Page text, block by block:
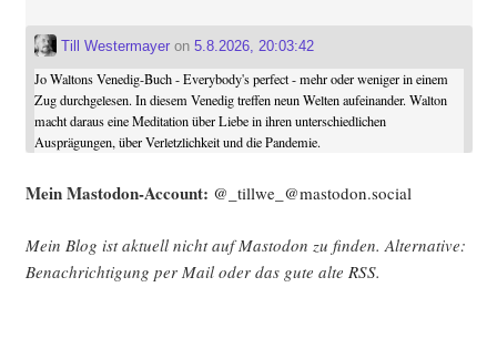
Till Westermayeron 5.8.2026, 20:03:42
Jo Waltons Venedig-Buch - Everybody's perfect - mehr oder weniger in einem
Zug durchgelesen. In diesem Venedig treffen neun Welten aufeinander. Walton
macht daraus eine Meditation über Liebe in ihren unterschiedlichen
Ausprägungen, über Verletzlichkeit und die Pandemie.
Mein Mast­o­don-Account: @_tillwe_@mastodon.social
Mein Blog ist aktu­ell nicht auf Mast­o­don zu fin­den. Alter­na­ti­ve:
Benach­rich­ti­gung per Mail oder das gute alte RSS.